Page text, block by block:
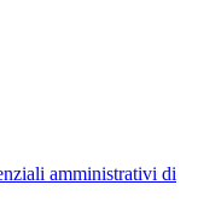
amministrativi di